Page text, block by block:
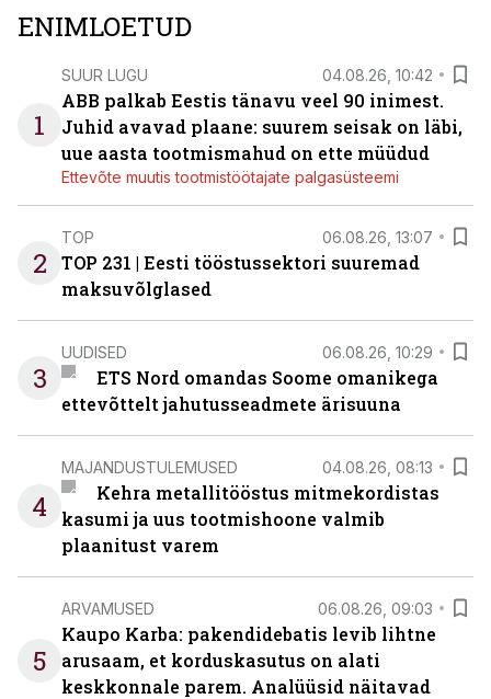
ENIMLOETUD
1
SUUR LUGU 04.08.26, 10:42
ABB palkab Eestis tänavu veel 90 inimest.
Juhid avavad plaane: suurem seisak on läbi,
uue aasta tootmismahud on ette müüdud
Ettevõte muutis tootmistöötajate palgasüsteemi
2
TOP 06.08.26, 13:07
TOP 231 | Eesti tööstussektori suuremad
maksuvõlglased
3
UUDISED 06.08.26, 10:29
ETS Nord omandas Soome omanikega
ettevõttelt jahutusseadmete ärisuuna
4
MAJANDUSTULEMUSED 04.08.26, 08:13
Kehra metallitööstus mitmekordistas
kasumi ja uus tootmishoone valmib
plaanitust varem
5
ARVAMUSED 06.08.26, 09:03
Kaupo Karba: pakendidebatis levib lihtne
arusaam, et korduskasutus on alati
keskkonnale parem. Analüüsid näitavad